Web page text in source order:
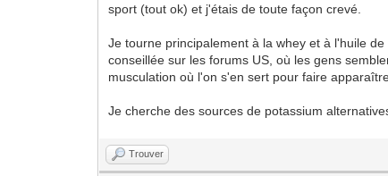
sport (tout ok) et j'étais de toute façon crevé.
Je tourne principalement à la whey et à l'huile
conseillée sur les forums US, où les gens
musculation où l'on s'en sert pour faire
Je cherche des sources de potassium
Trouver